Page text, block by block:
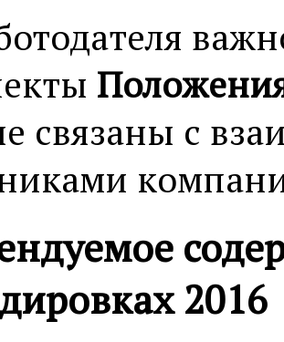
связаны с
2016